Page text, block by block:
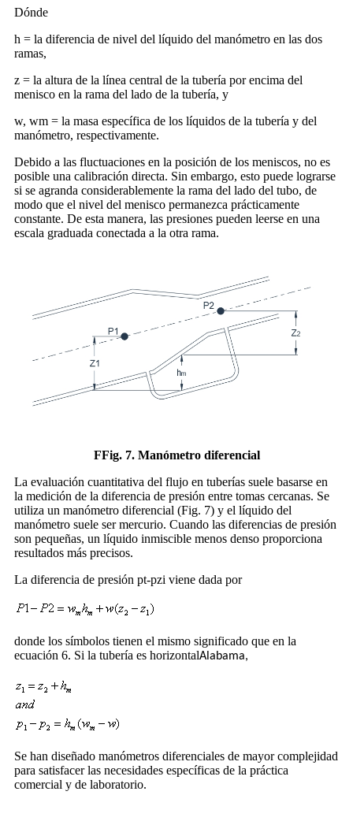
Dónde
h = la diferencia de nivel del líquido del manómetro en las dos
ramas,
z = la altura de la línea central de la tubería por encima del
menisco en la rama del lado de la tubería, y
w, wm = la masa específica de los líquidos de la tubería y del
manómetro, respectivamente.
Debido a las fluctuaciones en la posición de los meniscos, no es
posible una calibración directa. Sin embargo, esto puede lograrse
si se agranda considerablemente la rama del lado del tubo, de
modo que el nivel del menisco permanezca prácticamente
constante. De esta manera, las presiones pueden leerse en una
escala graduada conectada a la otra rama.
FFig. 7. Manómetro diferencial
La evaluación cuantitativa del flujo en tuberías suele basarse en
la medición de la diferencia de presión entre tomas cercanas. Se
utiliza un manómetro diferencial (Fig. 7) y el líquido del
manómetro suele ser mercurio. Cuando las diferencias de presión
son pequeñas, un líquido inmiscible menos denso proporciona
resultados más precisos.
La diferencia de presión pt-pzi viene dada por
donde los símbolos tienen el mismo significado que en la
ecuación 6. Si la tubería es horizontalAlabama,
Se han diseñado manómetros diferenciales de mayor complejidad
para satisfacer las necesidades específicas de la práctica
comercial y de laboratorio.